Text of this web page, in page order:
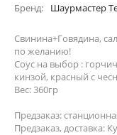
Бренд Шаурмастер
Свинина+Говядина,
по желанию!
Соус на выбор :
кинзой, красный с
Вес: 360гр
Предзаказ:
Предзаказ, доставка: